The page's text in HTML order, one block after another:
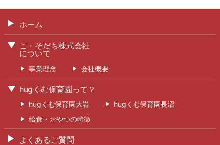
ホーム
こ・そだち株式会社
について
事業理念 会社概要
hugくむ保育園って？
hugくむ保育園大岩
hugくむ保育園長沼
給食・おやつの特徴
よくあるご質問